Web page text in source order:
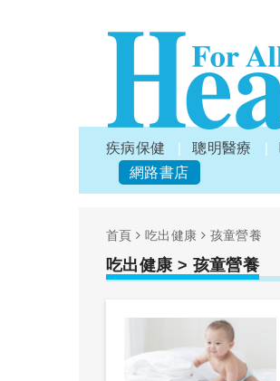
疾病保健 聰明醫療
網路書店
首頁 吃出健康 孩童營養
吃出健康 > 孩童營養